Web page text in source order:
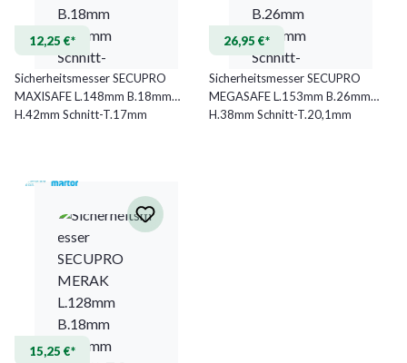
12,25 €*
Sicherheitsmesser SECUPRO
MAXISAFE L.148mm B.18mm
H.42mm Schnitt-T.17mm
26,95 €*
Sicherheitsmesser SECUPRO
MEGASAFE L.153mm B.26mm
H.38mm Schnitt-T.20,1mm
15,25 €*